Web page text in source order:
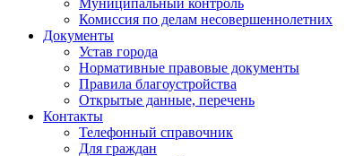
Муниципальный контроль
Комиссия по делам несовершеннолетних
Документы
Устав города
Нормативные правовые документы
Правила благоустройства
Открытые данные, перечень
Контакты
Телефонный справочник
Для граждан